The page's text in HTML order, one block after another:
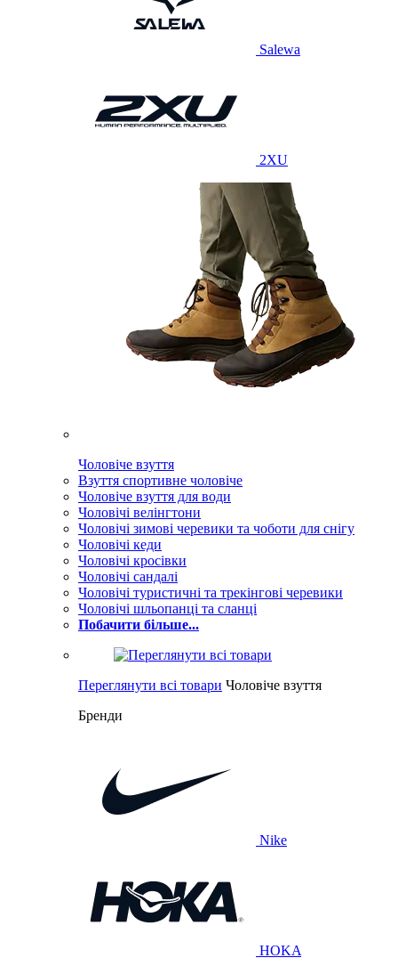
Salewa
2XU
Чоловіче взуття
Взуття спортивне чоловіче
Чоловіче взуття для води
Чоловічі велінгтони
Чоловічі зимові черевики та чоботи для снігу
Чоловічі кеди
Чоловічі кросівки
Чоловічі сандалі
Чоловічі туристичні та трекінгові черевики
Чоловічі шльопанці та сланці
Побачити більше...
Переглянути всі товари Чоловіче взуття
Бренди
Nike
HOKA